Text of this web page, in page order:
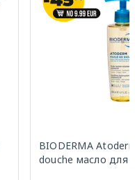
BIODERMA
douche масло для